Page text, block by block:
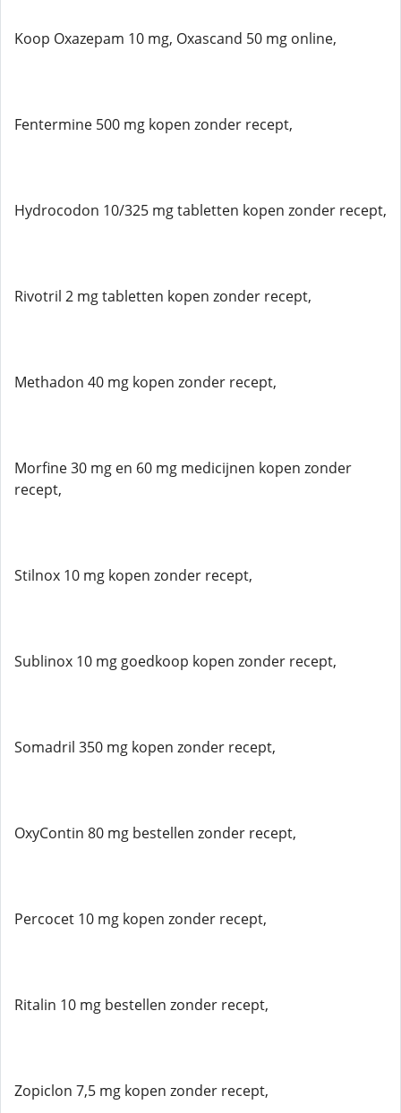
Koop Oxazepam 10 mg, Oxascand 50 mg online,
Fentermine 500 mg kopen zonder recept,
Hydrocodon 10/325 mg tabletten kopen zonder recept,
Rivotril 2 mg tabletten kopen zonder recept,
Methadon 40 mg kopen zonder recept,
Morfine 30 mg en 60 mg medicijnen kopen zonder
recept,
Stilnox 10 mg kopen zonder recept,
Sublinox 10 mg goedkoop kopen zonder recept,
Somadril 350 mg kopen zonder recept,
OxyContin 80 mg bestellen zonder recept,
Percocet 10 mg kopen zonder recept,
Ritalin 10 mg bestellen zonder recept,
Zopiclon 7,5 mg kopen zonder recept,